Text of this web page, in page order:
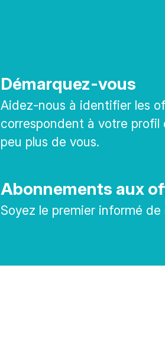
Démarquez-vous
Aidez-nous à identifier les
correspondent à votre profil
peu plus de vous.
Abonnements aux
Soyez le premier informé